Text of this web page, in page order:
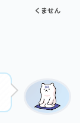
くません